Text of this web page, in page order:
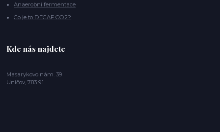
Anaerobní fermentace
Co je to DECAF CO2?
Kde nás najdete
Masarykovo nám. 39
Uničov, 783 91